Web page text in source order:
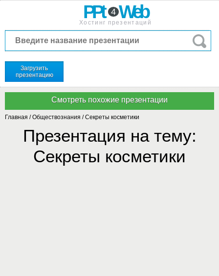
PPt 4 Web
Хостинг презентаций
Загрузить
презентацию
Главная /Обществознания /Секреты косметики
Презентация на тему:
Секреты косметики